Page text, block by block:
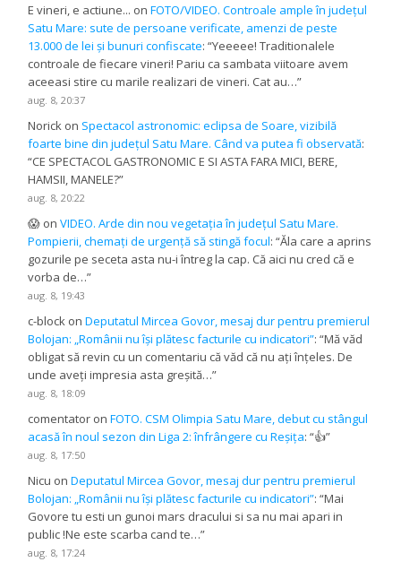
E vineri, e actiune... onFOTO/VIDEO. Controale ample în județul
Satu Mare: sute de persoane verificate, amenzi de peste
13.000 de lei și bunuri confiscate: “Yeeeee! Traditionalele
controale de fiecare vineri! Pariu ca sambata viitoare avem
aceeasi stire cu marile realizari de vineri. Cat au…”
aug. 8, 20:37
Norick on Spectacol astronomic: eclipsa de Soare, vizibilă
foarte bine din județul Satu Mare. Când va putea fi observată:
“CE SPECTACOL GASTRONOMIC E SI ASTA FARA MICI, BERE,
HAMSII, MANELE?”
aug. 8, 20:22
😱 onVIDEO. Arde din nou vegetația în județul Satu Mare.
Pompierii, chemați de urgență să stingă focul: “Ăla care a aprins
gozurile pe seceta asta nu-i întreg la cap. Că aici nu cred că e
vorba de…”
aug. 8, 19:43
c-block onDeputatul Mircea Govor, mesaj dur pentru premierul
Bolojan: „Românii nu își plătesc facturile cu indicatori”: “Mă văd
obligat să revin cu un comentariu că văd că nu ați înțeles. De
unde aveți impresia asta greșită…”
aug. 8, 18:09
comentator onFOTO. CSM Olimpia Satu Mare, debut cu stângul
acasă în noul sezon din Liga 2: înfrângere cu Reșița: “👍”
aug. 8, 17:50
Nicu onDeputatul Mircea Govor, mesaj dur pentru premierul
Bolojan: „Românii nu își plătesc facturile cu indicatori”: “Mai
Govore tu esti un gunoi mars dracului si sa nu mai apari in
public !Ne este scarba cand te…”
aug. 8, 17:24